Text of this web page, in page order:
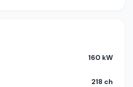
160 kW
218 ch